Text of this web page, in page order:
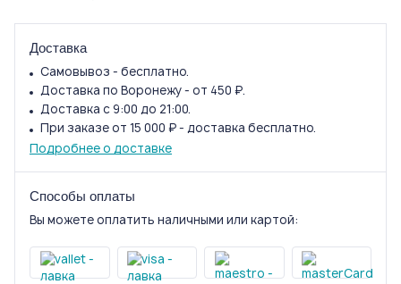
Доставка
Самовывоз - бесплатно.
Доставка по Воронежу - от 450 ₽.
Доставка с 9:00 до 21:00.
При заказе от 15 000 ₽ - доставка бесплатно.
Подробнее о доставке
Способы оплаты
Вы можете оплатить наличными или картой: